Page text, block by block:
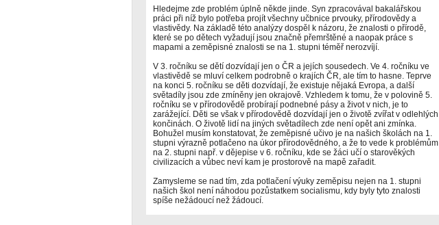
Hledejme zde problém úplně někde jinde. Syn zpracovával bakalářskou
práci při níž bylo potřeba projít všechny učbnice prvouky, přírodovědy a
vlastivědy. Na základě této analýzy dospěl k názoru, že znalosti o přírodě,
které se po dětech vyžadují jsou značně přemrštěné a naopak práce s
mapami a zeměpisné znalosti se na 1. stupni téměř nerozvíjí.
V 3. ročníku se dětí dozvídají jen o ČR a jejích sousedech. Ve 4. ročníku ve
vlastivědě se mluví celkem podrobně o krajích ČR, ale tím to hasne. Teprve
na konci 5. ročníku se děti dozvídají, že existuje nějaká Evropa, a další
světadíly jsou zde zmíněny jen okrajově. Vzhledem k tomu, že v polovině 5.
ročníku se v přírodovědě probírají podnebné pásy a život v nich, je to
zarážející. Děti se však v přírodovědě dozvídají jen o životě zvířat v odlehlých
končinách. O životě lidí na jiných světadílech zde není opět ani zmínka.
Bohužel musím konstatovat, že zeměpisné učivo je na našich školách na 1.
stupni výrazně potlačeno na úkor přírodovědného, a že to vede k problémům
na 2. stupni např. v dějepise v 6. ročníku, kde se žáci učí o starověkých
civilizacích a vůbec neví kam je prostorově na mapě zařadit.
Zamysleme se nad tím, zda potlačení výuky zeměpisu nejen na 1. stupni
našich škol není náhodou pozůstatkem socialismu, kdy byly tyto znalosti
spíše nežádoucí než žádoucí.